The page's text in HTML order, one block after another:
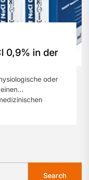
0,9% in der
oder
Search